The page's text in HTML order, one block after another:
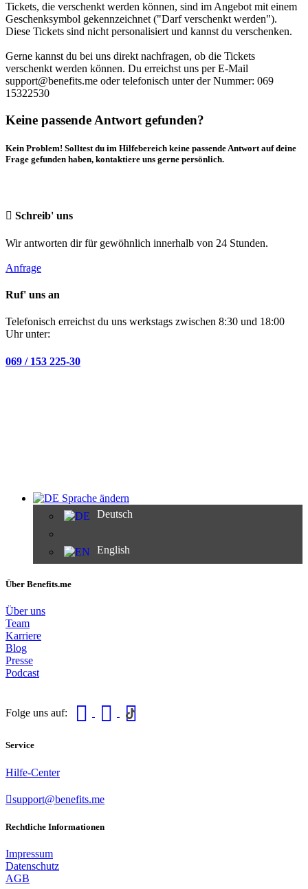
Tickets, die verschenkt werden können, sind im Angebot mit einem
Geschenksymbol gekennzeichnet ("Darf verschenkt werden").
Diese Tickets sind nicht personalisiert und kannst du verschenken.
Gerne kannst du bei uns direkt nachfragen, ob die Tickets
verschenkt werden können. Du erreichst uns per E-Mail
support@benefits.me oder telefonisch unter der Nummer: 069
15322530
Keine passende Antwort gefunden?
Kein Problem! Solltest du im Hilfebereich keine passende Antwort auf deine
Frage gefunden haben, kontaktiere uns gerne persönlich.
Schreib' uns
Wir antworten dir für gewöhnlich innerhalb von 24 Stunden.
Anfrage
Ruf' uns an
Telefonisch erreichst du uns werkstags zwischen 8:30 und 18:00
Uhr unter:
069 / 153 225-30
Sprache ändern
Deutsch
English
Über Benefits.me
Über uns
Team
Karriere
Blog
Presse
Podcast
Folge uns auf:
Service
Hilfe-Center
support@benefits.me
Rechtliche Informationen
Impressum
Datenschutz
AGB